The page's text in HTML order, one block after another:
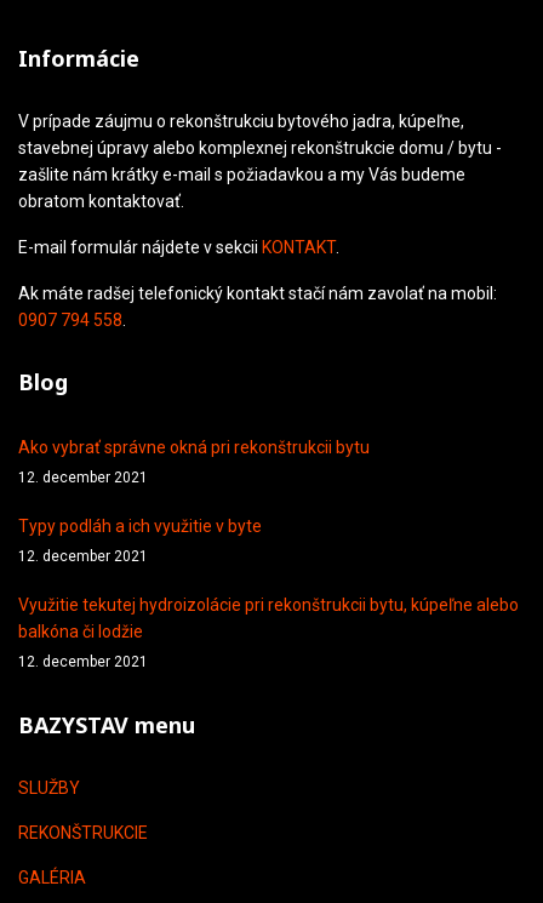
Informácie
V prípade záujmu o rekonštrukciu bytového jadra, kúpeľne,
stavebnej úpravy alebo komplexnej rekonštrukcie domu / bytu -
zašlite nám krátky e-mail s požiadavkou a my Vás budeme
obratom kontaktovať.
E-mail formulár nájdete v sekcii KONTAKT.
Ak máte radšej telefonický kontakt stačí nám zavolať na mobil:
0907 794 558
Blog
Ako vybrať správne okná pri rekonštrukcii bytu
12. december 2021
Typy podláh a ich využitie v byte
12. december 2021
Využitie tekutej hydroizolácie pri rekonštrukcii bytu, kúpeľne alebo
balkóna či lodžie
12. december 2021
BAZYSTAV menu
SLUŽBY
REKONŠTRUKCIE
GALÉRIA